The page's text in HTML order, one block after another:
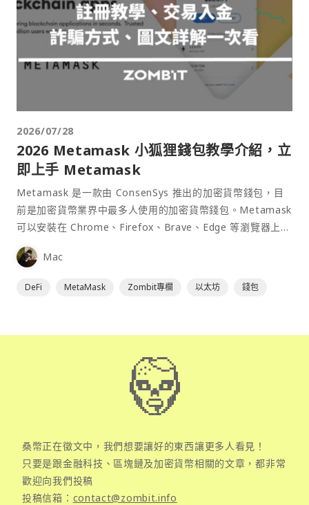
2026/07/28
2026 Metamask 小狐狸錢包教學介紹，立
即上手 Metamask
Metamask 是一款由 ConsenSys 推出的加密貨幣錢包，目
前是加密貨幣業界中最多人使用的加密貨幣錢包。Metamask
可以安裝在 Chrome、Firefox、Brave、Edge 等瀏覽器上作
為插件使用，具備許多功能且使用上非常方便。
Mac
DeFi MetaMask Zombit專欄 以太坊 錢包
桑幣正在徵文中，我們想要讓好的東西讓更多人看見！
只要是跟金融科技、區塊鏈及加密貨幣相關的文章，都非常
歡迎向我們投稿
投稿信箱： contact@zombit.info